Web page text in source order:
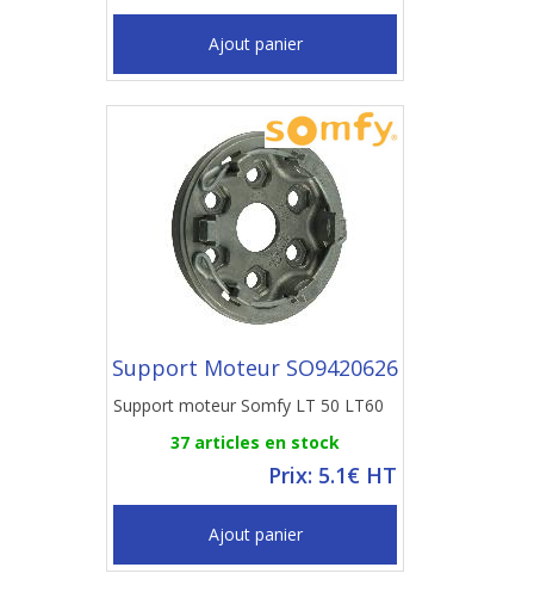
Ajout panier
Support Moteur SO9420626
Support moteur Somfy LT 50 LT60
37 articles en stock
Prix: 5.1€ HT
Ajout panier